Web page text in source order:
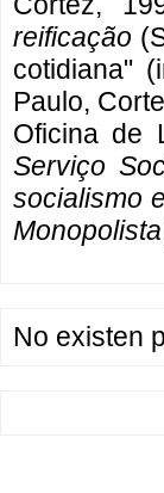
reificação
cotidiana"
Paulo,
Oficina de
Serviço
socialismo
No existen